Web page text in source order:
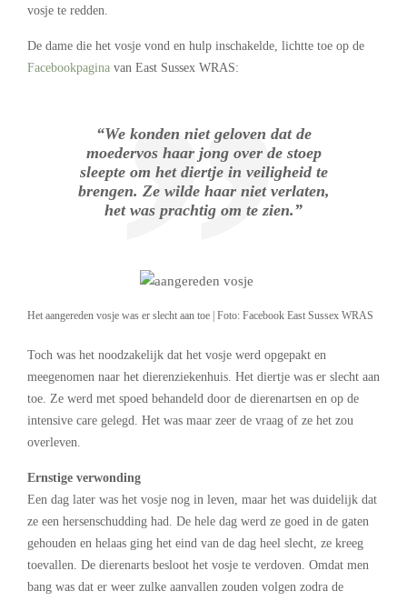
vosje te redden.
De dame die het vosje vond en hulp inschakelde, lichtte toe op de
Facebookpagina van East Sussex WRAS:
“We konden niet geloven dat de
moedervos haar jong over de stoep
sleepte om het diertje in veiligheid te
brengen. Ze wilde haar niet verlaten,
het was prachtig om te zien.”
Het aangereden vosje was er slecht aan toe | Foto: Facebook East Sussex WRAS
Toch was het noodzakelijk dat het vosje werd opgepakt en
meegenomen naar het dierenziekenhuis. Het diertje was er slecht aan
toe. Ze werd met spoed behandeld door de dierenartsen en op de
intensive care gelegd. Het was maar zeer de vraag of ze het zou
overleven.
Ernstige verwonding
Een dag later was het vosje nog in leven, maar het was duidelijk dat
ze een hersenschudding had. De hele dag werd ze goed in de gaten
gehouden en helaas ging het eind van de dag heel slecht, ze kreeg
toevallen. De dierenarts besloot het vosje te verdoven. Omdat men
bang was dat er weer zulke aanvallen zouden volgen zodra de